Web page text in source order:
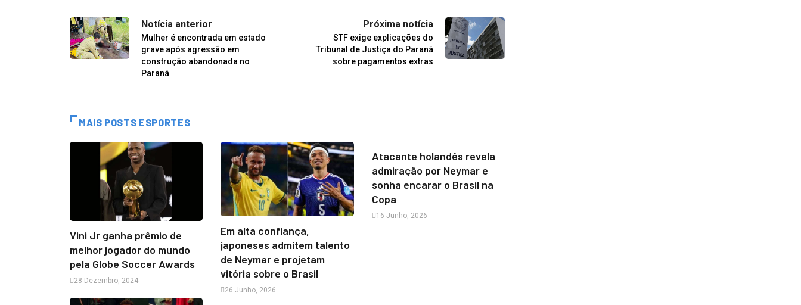
Notícia anterior
Mulher é encontrada em estado
grave após agressão em
construção abandonada no
Paraná
Próxima notícia
STF exige explicações do
Tribunal de Justiça do Paraná
sobre pagamentos extras
MAIS POSTS ESPORTES
Vini Jr ganha prêmio de
melhor jogador do mundo
pela Globe Soccer Awards
28 Dezembro, 2024
Em alta confiança,
japoneses admitem talento
de Neymar e projetam
vitória sobre o Brasil
26 Junho, 2026
Atacante holandês revela
admiração por Neymar e
sonha encarar o Brasil na
Copa
16 Junho, 2026